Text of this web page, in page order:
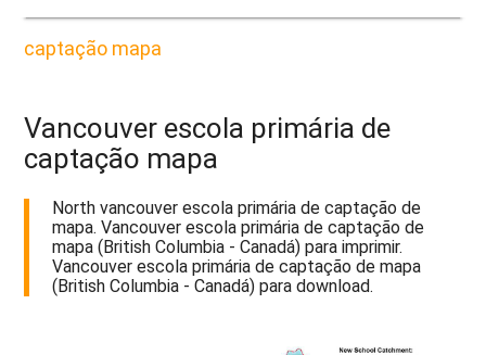
captação mapa
Vancouver escola primária de
captação mapa
North vancouver escola primária de captação de
mapa. Vancouver escola primária de captação de
mapa (British Columbia - Canadá) para imprimir.
Vancouver escola primária de captação de mapa
(British Columbia - Canadá) para download.